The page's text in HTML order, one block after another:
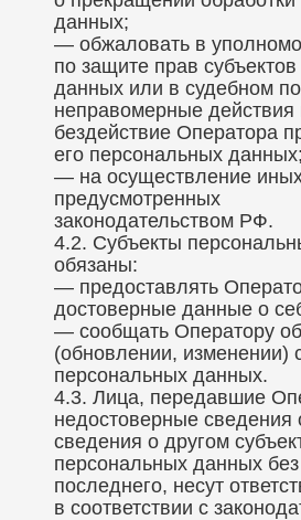
данных;
— обжаловать в
по защите прав
данных или в судебном
неправомерные действия
бездействие Оператора
его персональных данных;
— на осуществление
предусмотренных
законодательством РФ.
4.2. Субъекты
обязаны:
— предоставлять
достоверные данные о
— сообщать Оператору об
(обновлении, изменении)
персональных данных.
4.3. Лица, передавшие
недостоверные сведения
сведения о другом
персональных данных без
последнего, несут
в соответствии с